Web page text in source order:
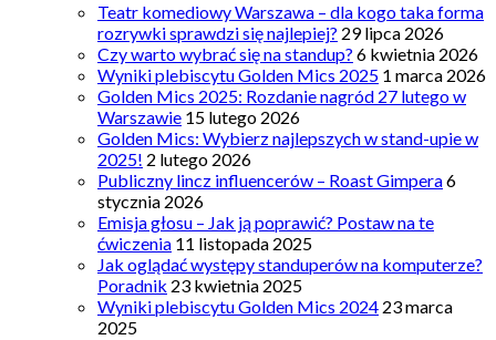
Teatr komediowy Warszawa – dla kogo taka forma
rozrywki sprawdzi się najlepiej? 29 lipca 2026
Czy warto wybrać się na standup? 6 kwietnia 2026
Wyniki plebiscytu Golden Mics 2025 1 marca 2026
Golden Mics 2025: Rozdanie nagród 27 lutego w
Warszawie 15 lutego 2026
Golden Mics: Wybierz najlepszych w stand-upie w
2025! 2 lutego 2026
Publiczny lincz influencerów – Roast Gimpera6
stycznia 2026
Emisja głosu – Jak ją poprawić? Postaw na te
ćwiczenia 11 listopada 2025
Jak oglądać występy standuperów na komputerze?
Poradnik 23 kwietnia 2025
Wyniki plebiscytu Golden Mics 2024 23 marca
2025